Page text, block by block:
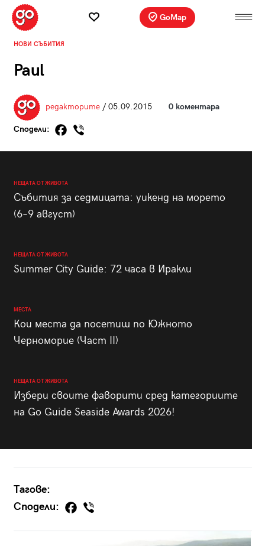
GoMap
НОВИ СЪБИТИЯ
Paul
редакторите/ 05.09.2015 0 коментара
Сподели:
НЕЩАТА ОТ ЖИВОТА
Събития за седмицата: уикенд на морето
(6–9 август)
НЕЩАТА ОТ ЖИВОТА
Summer City Guide: 72 часа в Иракли
МЕСТА
Кои места да посетиш по Южното
Черноморие (Част II)
НЕЩАТА ОТ ЖИВОТА
Избери своите фаворити сред категориите
на Go Guide Seaside Awards 2026!
Тагове:
Сподели: